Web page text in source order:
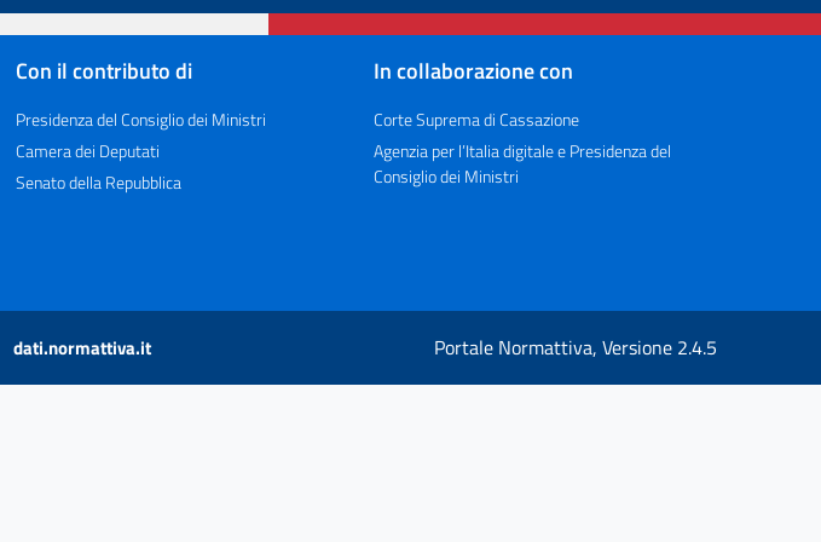
Con il contributo di
Presidenza del Consiglio dei Ministri
Camera dei Deputati
Senato della Repubblica
In collaborazione con
Corte Suprema di Cassazione
Agenzia per l’Italia digitale e Presidenza del
Consiglio dei Ministri
dati.normattiva.it Portale Normattiva, Versione 2.4.5